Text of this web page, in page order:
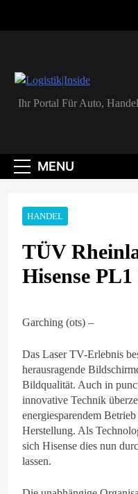
Ihr Portal Für Auto,
MENU
HANDEL
TÜV
Hisense
Garching (ots) –
Das Laser TV-Erlebnis
herausragende
Bildqualität. Auch in
innovative Technik
energiesparendem
Herstellung. Als
sich Hisense dies nun
lassen.